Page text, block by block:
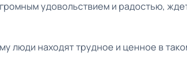
удовольствием и радостью,
люди находят трудное и ценное в